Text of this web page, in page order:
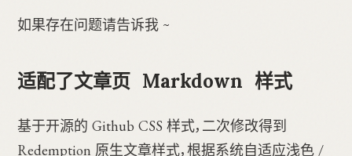
如果存在问题请告诉我 ~
适配了文章页 Markdown 样式
基于开源的 Github CSS 样式，二次修改得到
Redemption 原生文章样式，根据系统自适应浅色 /